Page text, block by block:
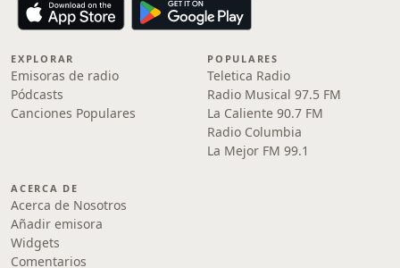
EXPLORAR
Emisoras de radio
Pódcasts
Canciones Populares
POPULARES
Teletica Radio
Radio Musical 97.5 FM
La Caliente 90.7 FM
Radio Columbia
La Mejor FM 99.1
ACERCA DE
Acerca de Nosotros
Añadir emisora
Widgets
Comentarios